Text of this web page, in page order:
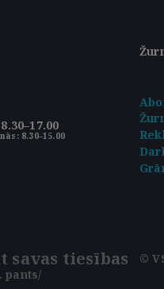
8.30–15.00
tiesības
pants/
©